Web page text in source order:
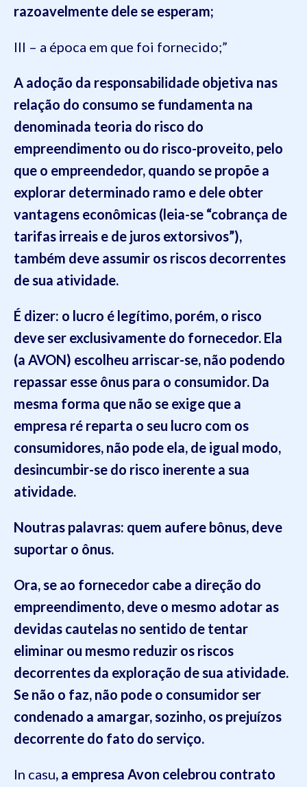
razoavelmente dele se esperam;
III – a época em que foi fornecido;”
A adoção da responsabilidade objetiva nas
relação do consumo se fundamenta na
denominada teoria do risco do
empreendimento ou do risco-proveito, pelo
que o empreendedor, quando se propõe a
explorar determinado ramo e dele obter
vantagens econômicas (leia-se “cobrança de
tarifas irreais e de juros extorsivos”),
também deve assumir os riscos decorrentes
de sua atividade.
É dizer: o lucro é legítimo, porém, o risco
deve ser exclusivamente do fornecedor. Ela
(a AVON) escolheu arriscar-se, não podendo
repassar esse ônus para o consumidor. Da
mesma forma que não se exige que a
empresa ré reparta o seu lucro com os
consumidores, não pode ela, de igual modo,
desincumbir-se do risco inerente a sua
atividade.
Noutras palavras: quem aufere bônus, deve
suportar o ônus.
Ora, se ao fornecedor cabe a direção do
empreendimento, deve o mesmo adotar as
devidas cautelas no sentido de tentar
eliminar ou mesmo reduzir os riscos
decorrentes da exploração de sua atividade.
Se não o faz, não pode o consumidor ser
condenado a amargar, sozinho, os prejuízos
decorrente do fato do serviço.
In casu, a empresa Avon celebrou contrato